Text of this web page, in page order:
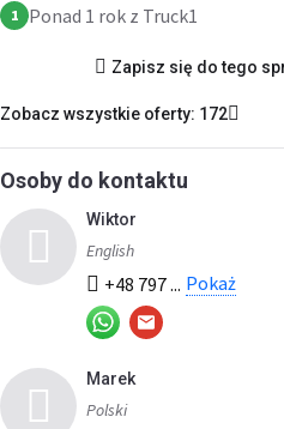
1 Ponad 1 rok z Truck1
Zapisz się do tego
Zobacz wszystkie oferty: 172
Osoby do kontaktu
Wiktor
English
+48 797 ... Pokaż
Marek
Polski